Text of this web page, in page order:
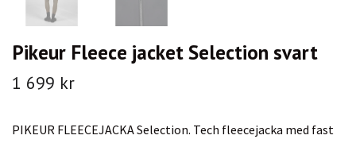
Pikeur Fleece jacket Selection svart
1 699 kr
PIKEUR FLEECEJACKA Selection. Tech fleecejacka med fast